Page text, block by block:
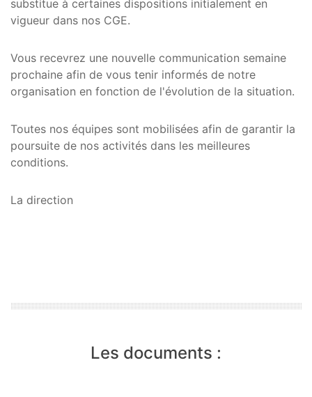
substitue à certaines dispositions initialement en
vigueur dans nos CGE.
Vous recevrez une nouvelle communication semaine
prochaine afin de vous tenir informés de notre
organisation en fonction de l'évolution de la situation.
Toutes nos équipes sont mobilisées afin de garantir la
poursuite de nos activités dans les meilleures
conditions.
La direction
Les documents :